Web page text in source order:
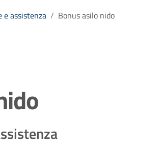
e assistenza / Bonus asilo nido